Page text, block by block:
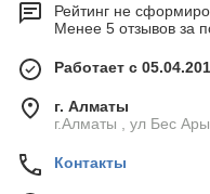
Рейтинг не
Менее 5 отзывов за
Работает с
г. Алматы
г.Алматы , ул Бес
Контакты